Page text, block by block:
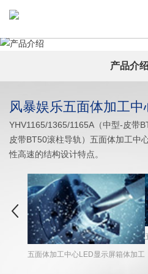
产品介
风暴娱乐五面体加工中
YHV1165/1365/1165A（中型-皮带
皮带BT50滚柱导轨）五面体加工中
性高速的结构设计特点。
五面体加工中心LED显示屏箱体加工